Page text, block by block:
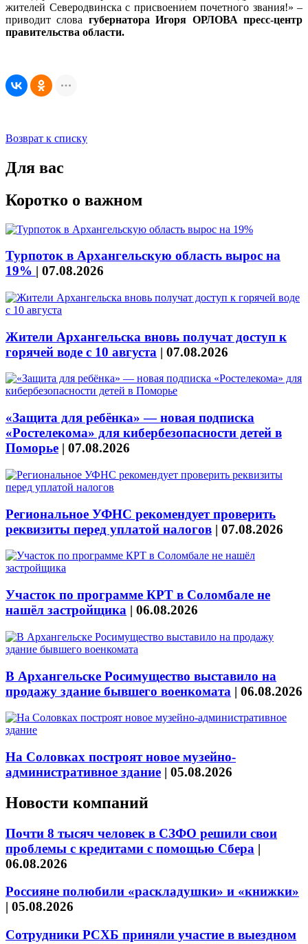
жителей Северодвинска с присвоением почетного звания!» –
приводит слова губернатора Игоря ОРЛОВА пресс-центр
правительства области.
Возврат к списку
Для вас
Коротко о важном
Турпоток в Архангельскую область вырос на
19% | 07.08.2026
Жители Архангельска вновь получат доступ к
горячей воде с 10 августа | 07.08.2026
«Защита для ребёнка» — новая подписка
«Ростелекома» для кибербезопасности детей в
Поморье | 07.08.2026
Региональное УФНС рекомендует проверить
реквизиты перед уплатой налогов | 07.08.2026
Участок по программе КРТ в Соломбале не
нашёл застройщика | 06.08.2026
В Архангельске Росимущество выставило на
продажу здание бывшего военкомата | 06.08.2026
На Соловках построят новое музейно-
административное здание | 05.08.2026
Новости компаний
Почти 8 тысяч человек в СЗФО решили свои
проблемы с кредитами с помощью Сбера |
06.08.2026
Россияне полюбили «раскладушки» и «книжки»
| 05.08.2026
Сотрудники РСХБ приняли участие в выездном